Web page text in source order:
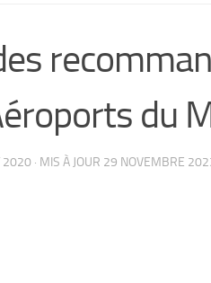
du
2020 · MIS À JOUR 29 NOVEMBRE